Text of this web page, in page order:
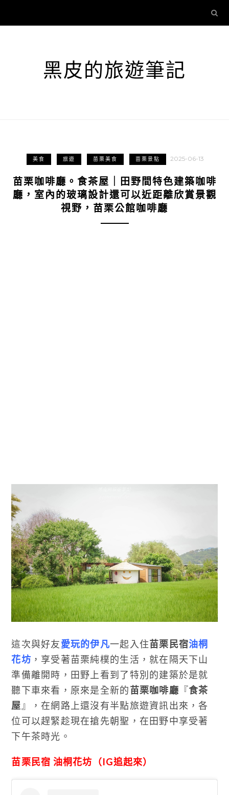
黑皮的旅遊筆記
美食 旅遊 苗栗美食 苗栗景點 2025-06-13
苗栗咖啡廳。食茶屋｜田野間特色建築咖啡
廳，室內的玻璃設計還可以近距離欣賞景觀
視野，苗栗公館咖啡廳
這次與好友愛玩的伊凡一起入住苗栗民宿油桐
花坊 ，享受著苗栗純樸的生活，就在隔天下山
準備離開時，田野上看到了特別的建築於是就
聽下車來看，原來是全新的苗栗咖啡廳 『食茶
屋 』，在網路上還沒有半點旅遊資訊出來，各
位可以趕緊趁現在搶先朝聖，在田野中享受著
下午茶時光。
苗栗民宿 油桐花坊（IG追起來）